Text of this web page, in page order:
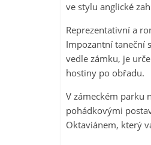
ve stylu anglické
Reprezentativní a
Impozantní taneční
vedle zámku, je
hostiny po obřadu.
V zámeckém parku
pohádkovými
Oktaviánem, který